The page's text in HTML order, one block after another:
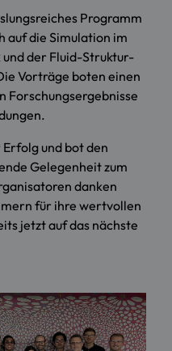
Programm
auf die Simulation im
der Fluid-Struktur-
Vorträge boten einen
Forschungsergebnisse
und bot den
Gelegenheit zum
danken
für ihre wertvollen
jetzt auf das nächste